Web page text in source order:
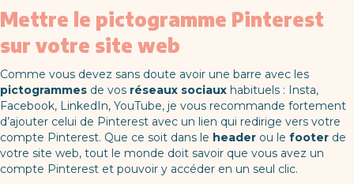
Mettre le pictogramme Pinterest
sur votre site web
Comme vous devez sans doute avoir une barre avec les
pictogrammes de vos réseaux sociaux habituels : Insta,
Facebook, LinkedIn, YouTube, je vous recommande fortement
d’ajouter celui de Pinterest avec un lien qui redirige vers votre
compte Pinterest. Que ce soit dans le header ou le footer de
votre site web, tout le monde doit savoir que vous avez un
compte Pinterest et pouvoir y accéder en un seul clic.